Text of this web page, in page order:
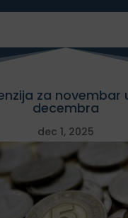
za novembar
decembra
dec 1, 2025